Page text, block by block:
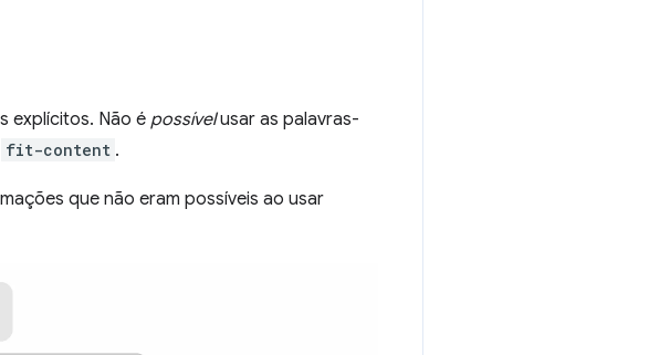
explícitos. Não é possívelusar as palavras-
fit-content .
que não eram possíveis ao usar